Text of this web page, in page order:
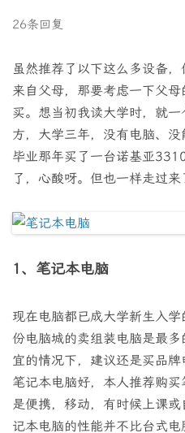
26条回复
虽然推荐了以下这么多设备
来自父母，那要考虑一下父
买。想当初我读大学时，就
方，大学三年，没有电脑、
毕业那年买了一台诺基亚
了，心酸呀。但也一样走过来
1、笔记本电脑
现在电脑都已成大学新生入
份电脑城的卖组装电脑是最
宜的情况下，建议还是买品
笔记本电脑好，本人推荐购
是便携，移动，有时候上课
记本电脑的性能并不比台式电